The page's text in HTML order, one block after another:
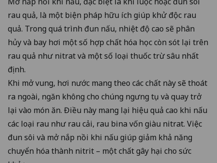
rau quả, là một biện pháp hữu ích giúp khử độc rau
quả. Trong quá trình đun nấu, nhiệt độ cao sẽ phân
hủy và bay hơi một số hợp chất hóa học còn sót lại trên
rau quả như nitrat và một số loại thuốc trừ sâu nhất
định.
Khi mở vung, hơi nước mang theo các chất này sẽ thoát
ra ngoài, ngăn không cho chúng ngưng tụ và quay trở
lại vào món ăn. Điều này mang lại hiệu quả cao khi nấu
các loại rau như rau cải, rau bina vốn giàu nitrat. Việc
đun sôi và mở nắp nồi khi nấu giúp giảm khả năng
chuyển hóa thành nitrit – một chất gây hại cho sức